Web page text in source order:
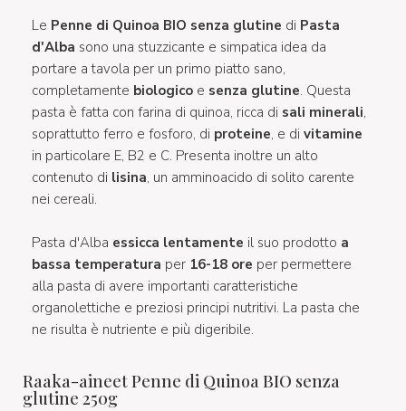
Le Penne di Quinoa BIO senza glutine di Pasta
d'Alba sono una stuzzicante e simpatica idea da
portare a tavola per un primo piatto sano,
completamente biologico e senza glutine. Questa
pasta è fatta con farina di quinoa, ricca di sali minerali,
soprattutto ferro e fosforo, di proteine, e di vitamine
in particolare E, B2 e C. Presenta inoltre un alto
contenuto di lisina, un amminoacido di solito carente
nei cereali.
Pasta d'Alba essicca lentamente il suo prodotto a
bassa temperatura per 16-18 ore per permettere
alla pasta di avere importanti caratteristiche
organolettiche e preziosi principi nutritivi. La pasta che
ne risulta è nutriente e più digeribile.
Raaka-aineet Penne di Quinoa BIO senza
glutine 250g